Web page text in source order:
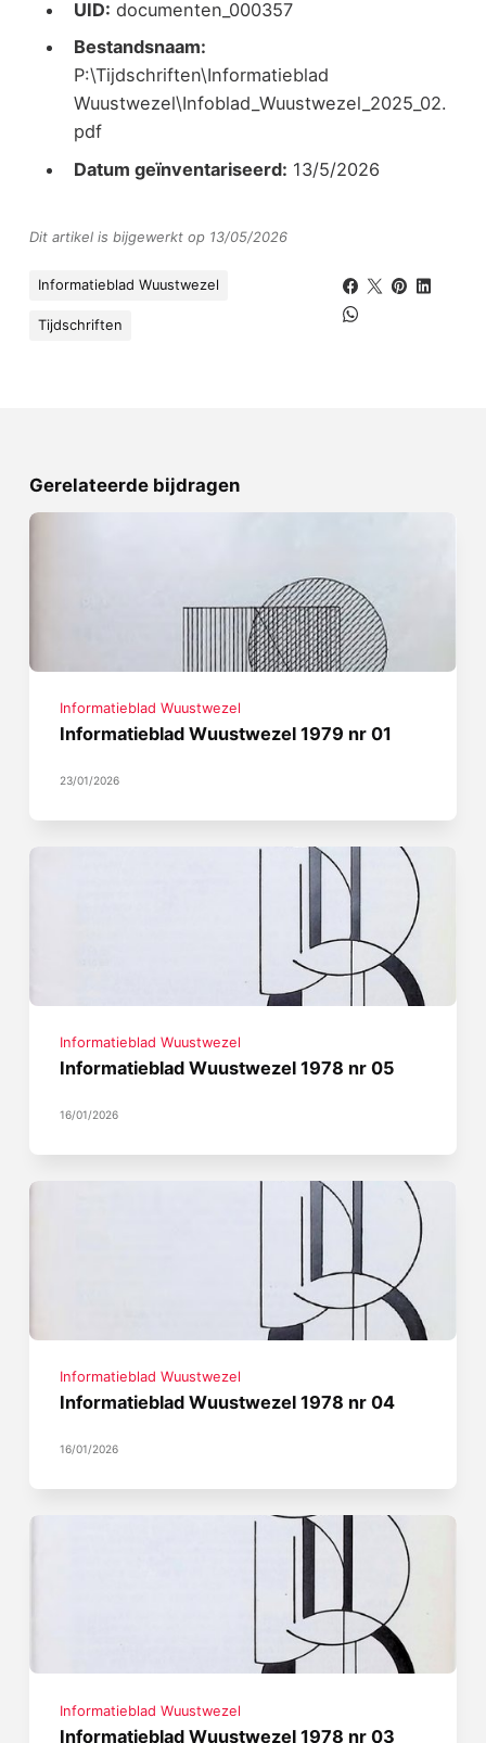
UID: documenten_000357
Bestandsnaam:
P:\Tijdschriften\Informatieblad
Wuustwezel\Infoblad_Wuustwezel_2025_02.
pdf
Datum geïnventariseerd: 13/5/2026
Dit artikel is bijgewerkt op 13/05/2026
Informatieblad Wuustwezel
Tijdschriften
Gerelateerde bijdragen
Informatieblad Wuustwezel
Informatieblad Wuustwezel 1979 nr 01
23/01/2026
Informatieblad Wuustwezel
Informatieblad Wuustwezel 1978 nr 05
16/01/2026
Informatieblad Wuustwezel
Informatieblad Wuustwezel 1978 nr 04
16/01/2026
Informatieblad Wuustwezel
Informatieblad Wuustwezel 1978 nr 03